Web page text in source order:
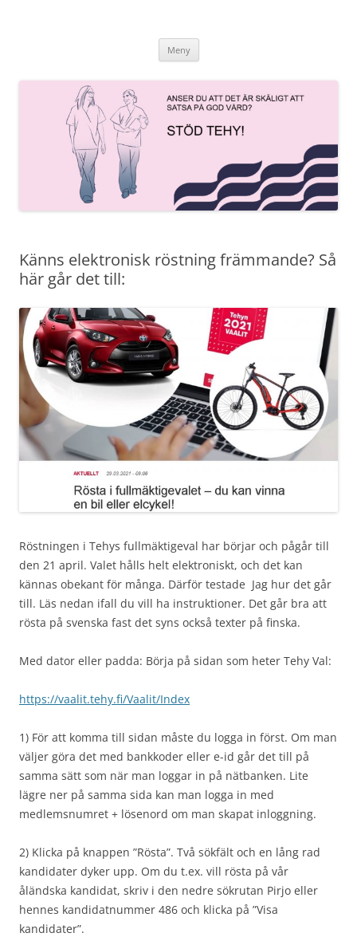
Meny
Känns elektronisk röstning främmande? Så
här går det till:
Röstningen i Tehys fullmäktigeval har börjar och pågår till
den 21 april. Valet hålls helt elektroniskt, och det kan
kännas obekant för många. Därför testade Jag hur det går
till. Läs nedan ifall du vill ha instruktioner. Det går bra att
rösta på svenska fast det syns också texter på finska.
Med dator eller padda: Börja på sidan som heter Tehy Val:
https://vaalit.tehy.fi/Vaalit/Index
1) För att komma till sidan måste du logga in först. Om man
väljer göra det med bankkoder eller e-id går det till på
samma sätt som när man loggar in på nätbanken. Lite
lägre ner på samma sida kan man logga in med
medlemsnumret + lösenord om man skapat inloggning.
2) Klicka på knappen ”Rösta”. Två sökfält och en lång rad
kandidater dyker upp. Om du t.ex. vill rösta på vår
åländska kandidat, skriv i den nedre sökrutan Pirjo eller
hennes kandidatnummer 486 och klicka på ”Visa
kandidater”.